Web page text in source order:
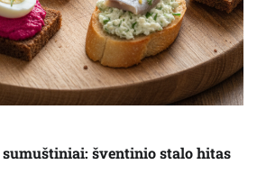
šventinio stalo hitas